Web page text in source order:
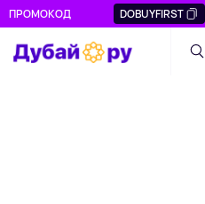
ПРОМОКОД DOBUYFIRST